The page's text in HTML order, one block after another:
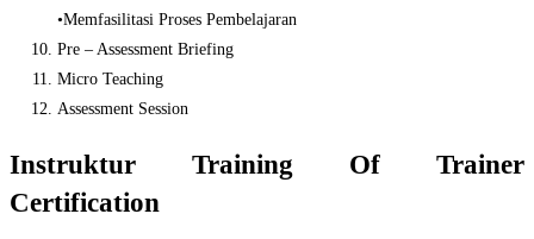
•Memfasilitasi Proses Pembelajaran
Pre – Assessment Briefing
Micro Teaching
Assessment Session
Instruktur Training Of Trainer
Certification